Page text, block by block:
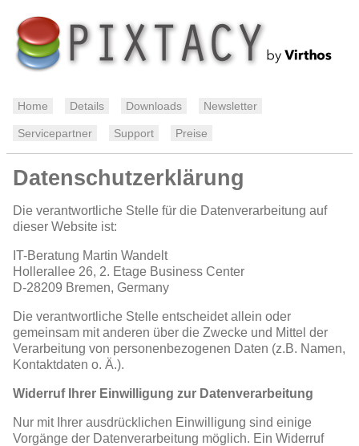
Home Details Downloads Newsletter
Servicepartner Support Preise
Datenschutzerklärung
Die verantwortliche Stelle für die Datenverarbeitung auf
dieser Website ist:
IT-Beratung Martin Wandelt
Hollerallee 26, 2. Etage Business Center
D-28209 Bremen, Germany
Die verantwortliche Stelle entscheidet allein oder
gemeinsam mit anderen über die Zwecke und Mittel der
Verarbeitung von personenbezogenen Daten (z.B. Namen,
Kontaktdaten o. Ä.).
Widerruf Ihrer Einwilligung zur Datenverarbeitung
Nur mit Ihrer ausdrücklichen Einwilligung sind einige
Vorgänge der Datenverarbeitung möglich. Ein Widerruf